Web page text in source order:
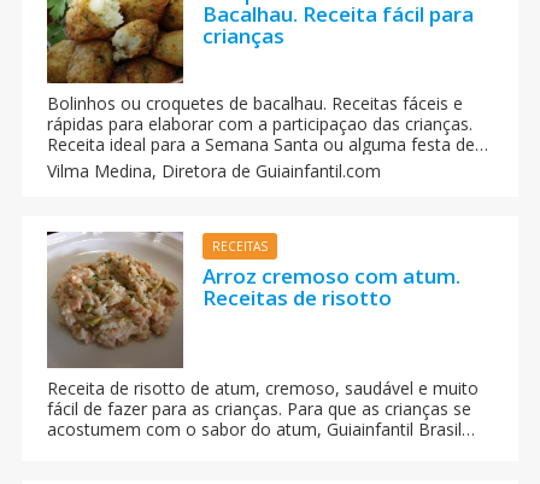
Bacalhau. Receita fácil para
crianças
Bolinhos ou croquetes de bacalhau. Receitas fáceis e
rápidas para elaborar com a participaçao das crianças.
Receita ideal para a Semana Santa ou alguma festa de
aniversário.
Vilma Medina, Diretora de Guiainfantil.com
RECEITAS
Arroz cremoso com atum.
Receitas de risotto
Receita de risotto de atum, cremoso, saudável e muito
fácil de fazer para as crianças. Para que as crianças se
acostumem com o sabor do atum, Guiainfantil Brasil